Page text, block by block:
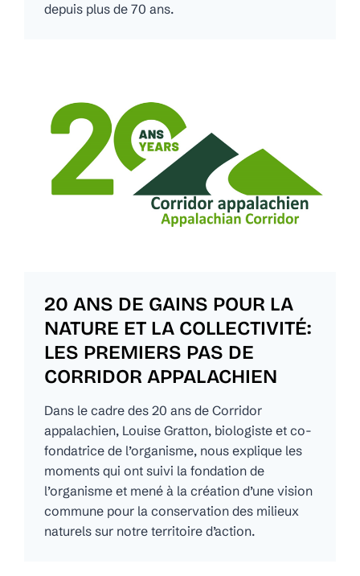
depuis plus de 70 ans.
20 ANS DE GAINS POUR LA
NATURE ET LA COLLECTIVITÉ:
LES PREMIERS PAS DE
CORRIDOR APPALACHIEN
Dans le cadre des 20 ans de Corridor
appalachien, Louise Gratton, biologiste et co-
fondatrice de l’organisme, nous explique les
moments qui ont suivi la fondation de
l’organisme et mené à la création d’une vision
commune pour la conservation des milieux
naturels sur notre territoire d’action.